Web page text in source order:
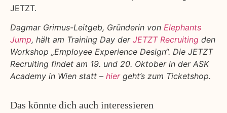
JETZT.
Dagmar Grimus-Leitgeb, Gründerin von Elephants
Jump, hält am Training Day der JETZT Recruiting den
Workshop „Employee Experience Design“. Die JETZT
Recruiting findet am 19. und 20. Oktober in der ASK
Academy in Wien statt – hiergeht’s zum Ticketshop.
Das könnte dich auch interessieren